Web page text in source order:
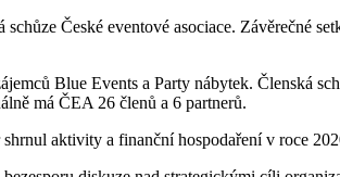
České eventové asociace. Závěrečné
Blue Events a Party nábytek. Členská
má ČEA 26 členů a 6 partnerů.
aktivity a finanční hospodaření v roce